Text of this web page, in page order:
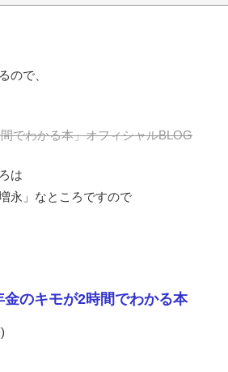
ので、
でわかる本」オフィシャルBLOG
は
永」なところですので
金のキモが2時間でわかる本